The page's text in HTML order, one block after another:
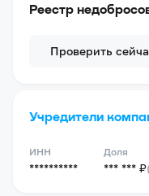
Реестр
Проверить
Учредители
ИНН
**********
Доля
*** *** ₽